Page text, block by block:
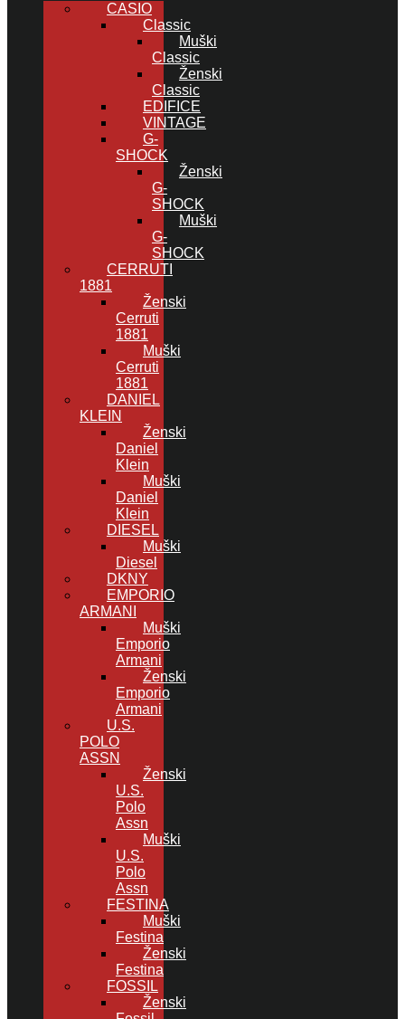
CASIO
Classic
Muški
Classic
Ženski
Classic
EDIFICE
VINTAGE
G-
SHOCK
Ženski
G-
SHOCK
Muški
G-
SHOCK
CERRUTI
1881
Ženski
Cerruti
1881
Muški
Cerruti
1881
DANIEL
KLEIN
Ženski
Daniel
Klein
Muški
Daniel
Klein
DIESEL
Muški
Diesel
DKNY
EMPORIO
ARMANI
Muški
Emporio
Armani
Ženski
Emporio
Armani
U.S.
POLO
ASSN
Ženski
U.S.
Polo
Assn
Muški
U.S.
Polo
Assn
FESTINA
Muški
Festina
Ženski
Festina
FOSSIL
Ženski